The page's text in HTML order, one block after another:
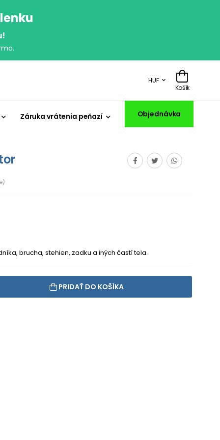
HUF
Košík
Záruka vrátenia peňazí Objednávka
brucha, stehien, zadku a iných častí tela.
PRIDAŤ DO KOŠÍKA